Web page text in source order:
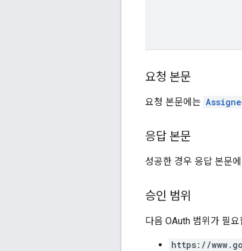
요청 본문
요청 본문에는
응답 본문
성공한 경우 응답 본문
승인 범위
다음 OAuth 범위가 필요
https://